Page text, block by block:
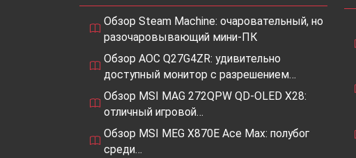
Обзор Steam Machine: очаровательный, но
разочаровывающий мини-ПК
Обзор AOC Q27G4ZR: удивительно
доступный монитор с разрешением…
Обзор MSI MAG 272QPW QD-OLED X28:
отличный игровой…
Обзор MSI MEG X870E Ace Max: полубог
среди…